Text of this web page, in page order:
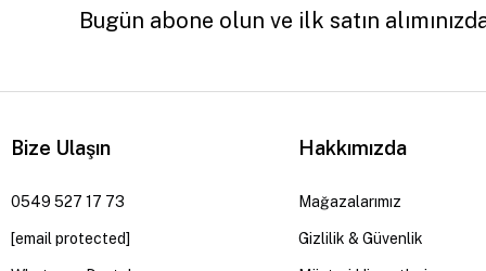
Bugün abone olun ve ilk satın
Bize Ulaşın
0549 527 17 73
[email protected]
Hakkımızda
Mağazalarımız
Gizlilik & Güvenlik